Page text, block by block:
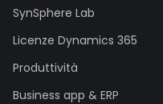
SynSphere Lab
Licenze Dynamics 365
Produttività
Business app & ERP